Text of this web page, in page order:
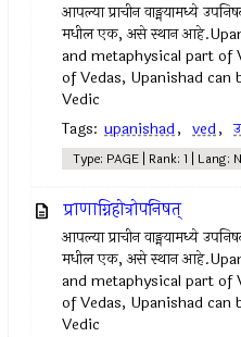
आपल्या प्राचीन वाङ्मयामध्ये
मधील एक, असे स्थान
and metaphysical part of
of Vedas, Upanishad can
Vedic
Tags: upanishad, ved,
Type: PAGE | Rank: 1 | Lang:
प्राणाग्निहोत्रोपनिषत्
आपल्या प्राचीन वाङ्मयामध्ये
मधील एक, असे स्थान
and metaphysical part of
of Vedas, Upanishad can
Vedic